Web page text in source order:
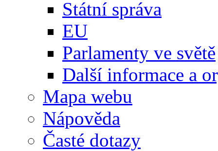
Státní správa
EU
Parlamenty ve světě
Další informace a
Mapa webu
Nápověda
Časté dotazy